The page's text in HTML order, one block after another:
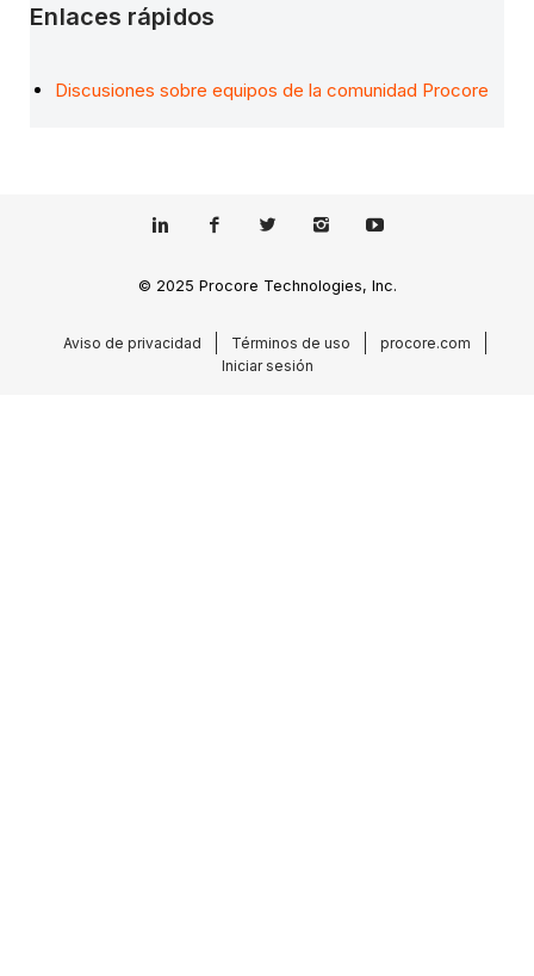
Enlaces rápidos
Discusiones sobre equipos de la comunidad Procore
© 2025 Procore Technologies, Inc.
Aviso de privacidad Términos de uso
procore.com
Iniciar sesión